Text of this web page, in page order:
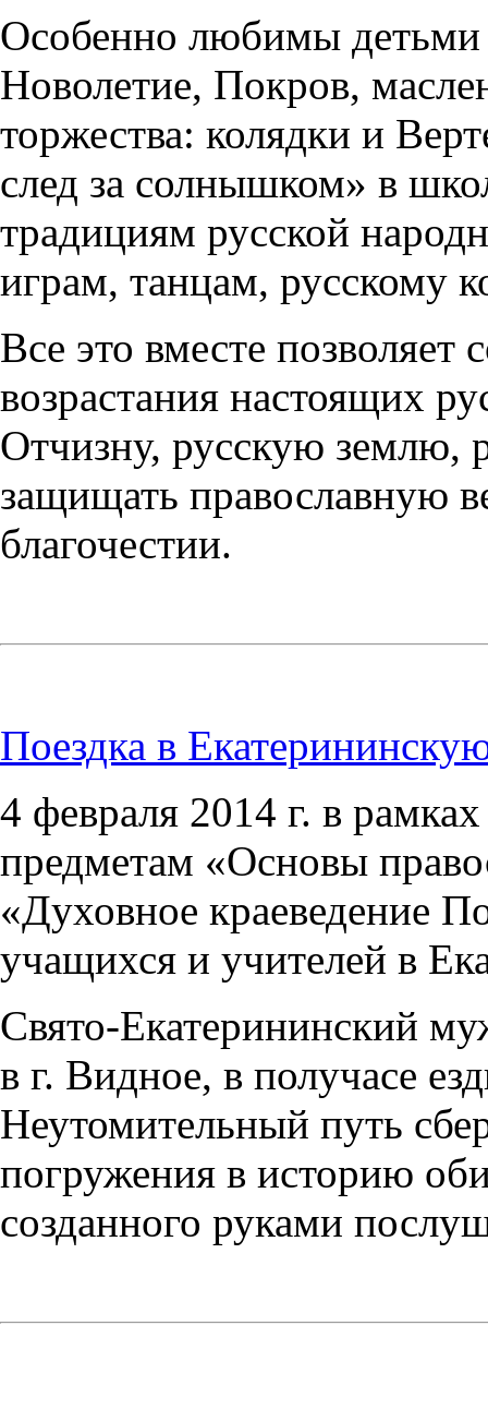
Особенно любимы детьми
Новолетие, Покров,
торжества: колядки и
след за солнышком» в
традициям русской
играм, танцам, русскому
Все это вместе позволяет
возрастания настоящих
Отчизну, русскую землю,
защищать православную
благочестии.
Поездка в
4 февраля 2014 г. в
предметам «Основы
«Духовное краеведение
учащихся и учителей в
Свято-Екатерининский
в г. Видное, в
Неутомительный путь
погружения в историю
созданного руками